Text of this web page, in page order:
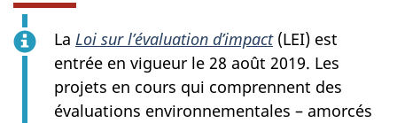
La Loi sur l’évaluation d’impact(LEI) est
entrée en vigueur le 28 août 2019. Les
projets en cours qui comprennent des
évaluations environnementales – amorcés